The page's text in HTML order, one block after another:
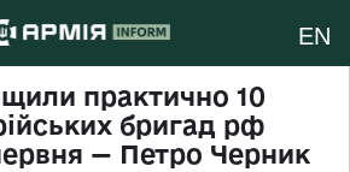
EN
практично 10
бригад рф
— Петро Черник